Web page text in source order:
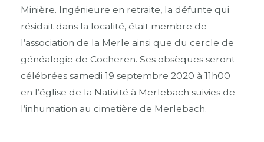
Minière. Ingénieure en retraite, la défunte qui
résidait dans la localité, était membre de
l’association de la Merle ainsi que du cercle de
généalogie de Cocheren. Ses obsèques seront
célébrées samedi 19 septembre 2020 à 11h00
en l’église de la Nativité à Merlebach suivies de
l’inhumation au cimetière de Merlebach.